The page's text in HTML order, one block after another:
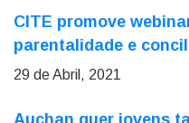
CITE promove
parentalidade e
29 de Abril, 2021
Auchan quer jovens